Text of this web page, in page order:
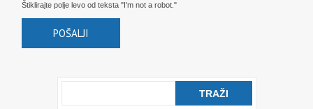
Štiklirajte polje levo od teksta "I'm not a robot."